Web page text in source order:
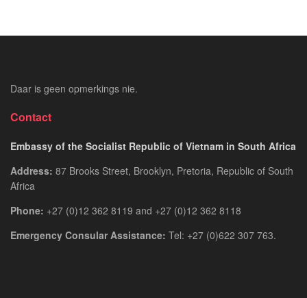
die
Afrika
–
na
Toegang
Daar is geen opmerkings nie.
Contact
Embassy of the Socialist Republic of Vietnam in South Africa
Address: 87 Brooks Street, Brooklyn, Pretoria, Republic of South
Africa
Phone: +27 (0)12 362 8119 and +27 (0)12 362 8118
Emergency Consular Assistance: Tel: +27 (0)622 307 763.